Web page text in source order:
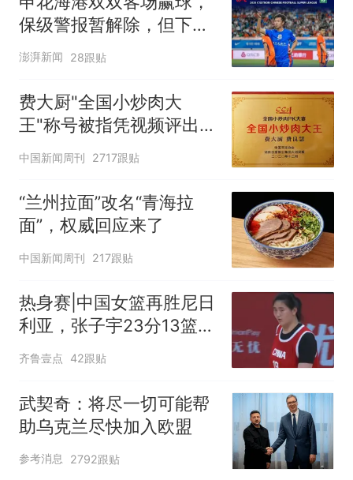
保级警报暂解除，但下一
轮才是生死战
澎湃新闻 28跟贴
费大厨"全国小炒肉大
王"称号被指凭视频评出
官方回应
中国新闻周刊 2717跟贴
“兰州拉面”改名“青海拉
面”，权威回应来了
中国新闻周刊 217跟贴
热身赛|中国女篮再胜尼日
利亚，张子宇23分13篮板
表现抢眼
齐鲁壹点 42跟贴
武契奇：将尽一切可能帮
助乌克兰尽快加入欧盟
参考消息 2792跟贴